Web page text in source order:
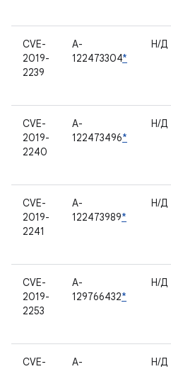
CVE-
2019-
2239
A-
122473304*
Н/Д
CVE-
2019-
2240
A-
122473496*
Н/Д
CVE-
2019-
2241
A-
122473989*
Н/Д
CVE-
2019-
2253
A-
129766432*
Н/Д
CVE-
A-
Н/Д